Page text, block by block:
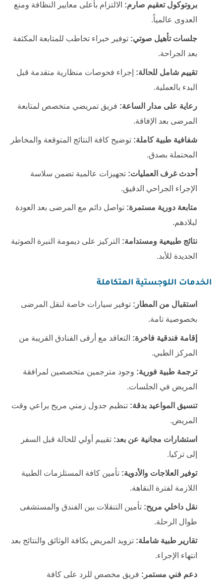
بروتوكول تعقيم صارم: الالتزام بأعلى معايير النظافة ومنع
العدوى عالمياً.
جلسات تأهيل صوتي: توفير خبراء تخاطب للمتابعة المكثفة
بعد الجراحة.
تقييم شامل للحالة: إجراء فحوصات منظارية متقدمة قبل
البدء بالعملية.
رعاية على مدار الساعة: فريق تمريضي متخصص لمتابعة
المرضى بعد الإفاقة.
شفافية طبية كاملة: توضيح كافة النتائج المتوقعة والمخاطر
المحتملة بصدق.
أحدث غرف العمليات: تجهيزات عالمية تضمن سلاسة
الإجراء الجراحي الدقيق.
متابعة دورية مستمرة: تواصل دائم مع المرضى بعد العودة
لبلادهم.
نتائج طبيعية ومستدامة: التركيز على ديمومة النبرة الصوتية
الجديدة للأبد.
الخدمات اللوجستية المتكاملة
استقبال من المطار: توفير سيارات خاصة لنقل المرضى
بخصوصية تامة.
إقامة فندقية فاخرة: التعاقد مع أرقى الفنادق القريبة من
المركز الطبي.
ترجمة طبية فورية: وجود مترجمين متخصصين لمرافقة
المريض في الجلسات.
تنسيق المواعيد بدقة: تنظيم جدول زمني مريح يراعي وقت
المريض.
استشارات مجانية عن بعد: تقييم أولي للحالة قبل السفر
إلى تركيا.
توفير العلاجات والأدوية: تأمين كافة المستلزمات الطبية
اللازمة لفترة النقاهة.
نقل داخلي مريح: تأمين التنقلات بين الفندق والمستشفى
طوال الرحلة.
تقارير طبية شاملة: تزويد المريض بكافة الوثائق والنتائج بعد
انتهاء الإجراء.
دعم فني مستمر: فريق مخصص للرد على كافة